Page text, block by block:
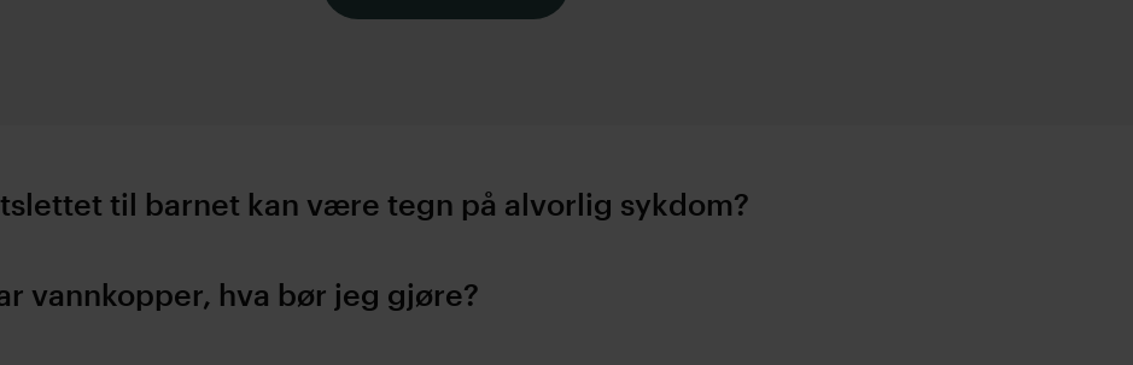
til barnet kan være tegn på alvorlig sykdom?
vannkopper, hva bør jeg gjøre?